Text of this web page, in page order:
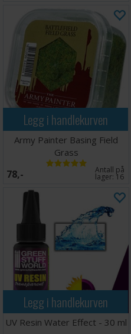
Legg i handlekurven
Army Painter Basing Field
Grass
78,- Antall på
lager: 16
Legg i handlekurven
UV Resin Water Effect - 30 ml